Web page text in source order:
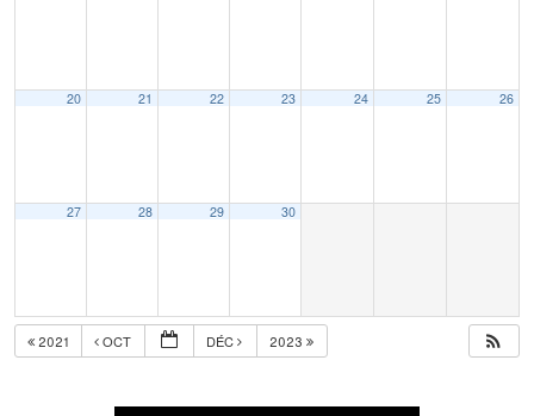
20 21 22 23 24 25 26
27 28 29 30
2021 OCT DÉC 2023